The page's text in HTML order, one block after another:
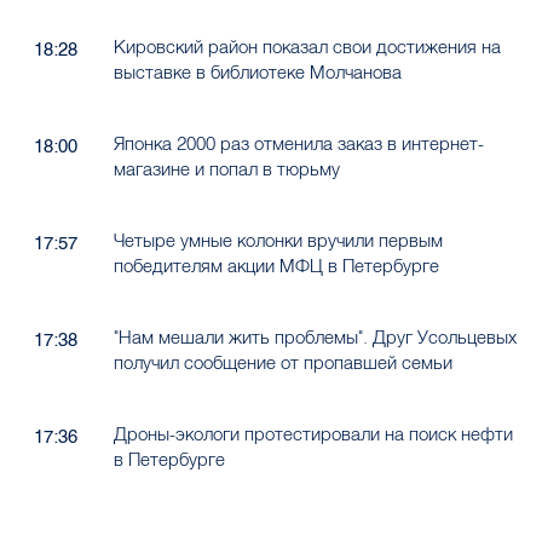
18:28
Кировский район показал свои достижения на
выставке в библиотеке Молчанова
18:00
Японка 2000 раз отменила заказ в интернет-
магазине и попал в тюрьму
17:57
Четыре умные колонки вручили первым
победителям акции МФЦ в Петербурге
17:38
"Нам мешали жить проблемы". Друг Усольцевых
получил сообщение от пропавшей семьи
17:36
Дроны-экологи протестировали на поиск нефти
в Петербурге